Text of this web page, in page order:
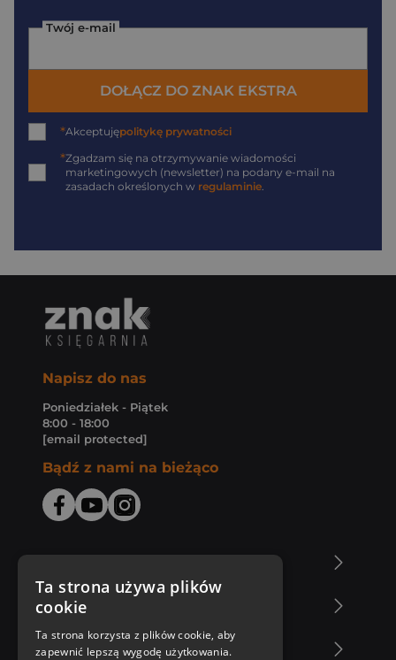
Twój e-mail
DOŁĄCZ DO ZNAK EKSTRA
*Akceptujępolitykę prywatności
*Zgadzam się na otrzymywanie wiadomości
marketingowych (newsletter) na podany e-mail na
zasadach określonych w regulaminie
Napisz do nas
Poniedziałek - Piątek
8:00 - 18:00
[email protected]
Bądź z nami na bieżąco
Zakupy u nas
Nasza oferta
Ta strona używa plików
cookie
Ta strona korzysta z plików cookie, aby
zapewnić lepszą wygodę użytkowania.